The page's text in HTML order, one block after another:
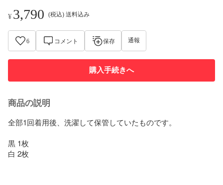
¥3,790 (税込) 送料込み
6 コメント 保存 通報
購入手続きへ
商品の説明
全部1回着用後、洗濯して保管していたものです。
黒 1枚
白 2枚